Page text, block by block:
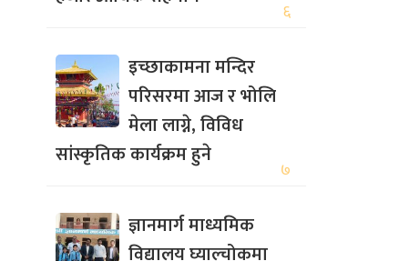
६
इच्छाकामना मन्दिर
परिसरमा आज र भोलि
मेला लाग्ने, विविध
सांस्कृतिक कार्यक्रम हुने
७
ज्ञानमार्ग माध्यमिक